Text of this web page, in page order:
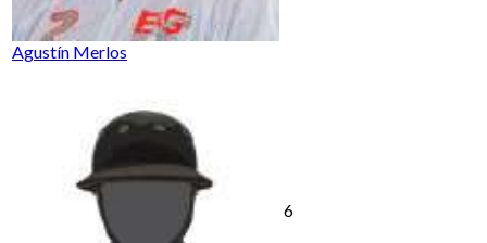
Agustín Merlos
6